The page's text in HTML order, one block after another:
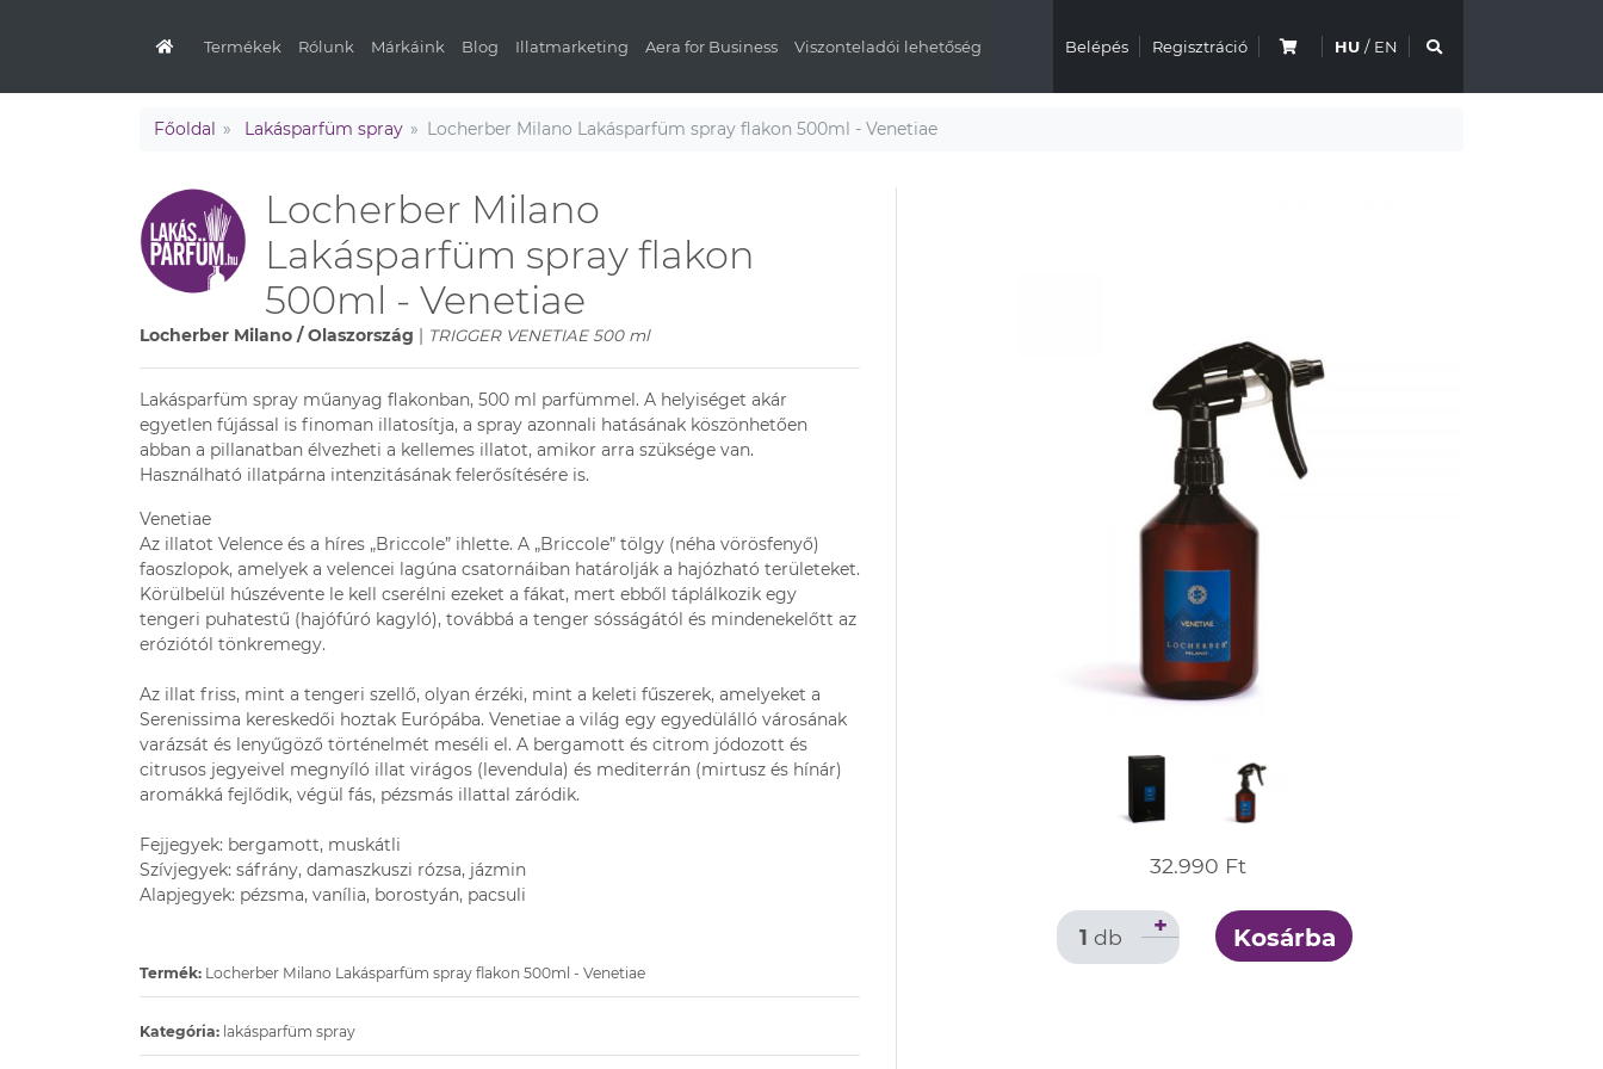
Termékek Rólunk Márkáink Blog Illatmarketing Aera for Business Viszonteladói lehetőség Belépés Regisztráció HU / EN
Főoldal Lakásparfüm spray Locherber Milano Lakásparfüm spray flakon 500ml - Venetiae
Locherber Milano
Lakásparfüm spray flakon
500ml - Venetiae
Locherber Milano / Olaszország | TRIGGER VENETIAE 500 ml
Lakásparfüm spray műanyag flakonban, 500 ml parfümmel. A helyiséget akár
egyetlen fújással is finoman illatosítja, a spray azonnali hatásának köszönhetően
abban a pillanatban élvezheti a kellemes illatot, amikor arra szüksége van.
Használható illatpárna intenzitásának felerősítésére is.
Venetiae
Az illatot Velence és a híres „Briccole” ihlette. A „Briccole” tölgy (néha vörösfenyő)
faoszlopok, amelyek a velencei lagúna csatornáiban határolják a hajózható területeket.
Körülbelül húszévente le kell cserélni ezeket a fákat, mert ebből táplálkozik egy
tengeri puhatestű (hajófúró kagyló), továbbá a tenger sósságától és mindenekelőtt az
eróziótól tönkremegy.
Az illat friss, mint a tengeri szellő, olyan érzéki, mint a keleti fűszerek, amelyeket a
Serenissima kereskedői hoztak Európába. Venetiae a világ egy egyedülálló városának
varázsát és lenyűgöző történelmét meséli el. A bergamott és citrom jódozott és
citrusos jegyeivel megnyíló illat virágos (levendula) és mediterrán (mirtusz és hínár)
aromákká fejlődik, végül fás, pézsmás illattal záródik.
Fejjegyek: bergamott, muskátli
Szívjegyek: sáfrány, damaszkuszi rózsa, jázmin
Alapjegyek: pézsma, vanília, borostyán, pacsuli
Termék: Locherber Milano Lakásparfüm spray flakon 500ml - Venetiae
Kategória: lakásparfüm spray
32.990 Ft
1 db + Kosárba